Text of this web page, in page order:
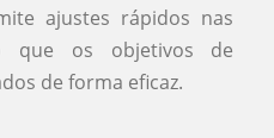
ajustes rápidos nas
que os objetivos de
de forma eficaz.